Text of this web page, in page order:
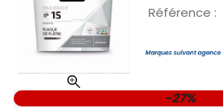
Référence :
-27%